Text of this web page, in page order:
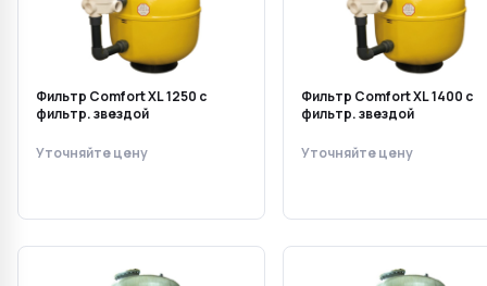
Фильтр Comfort XL 1250 с
фильтр. звездой
Уточняйте цену
Фильтр Comfort XL 1400 с
фильтр. звездой
Уточняйте цену